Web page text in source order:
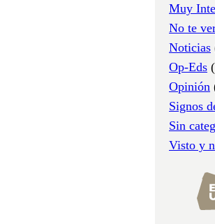
Muy
No te
Noticias
Op-Eds
Opinión
Signos
Sin
Visto y